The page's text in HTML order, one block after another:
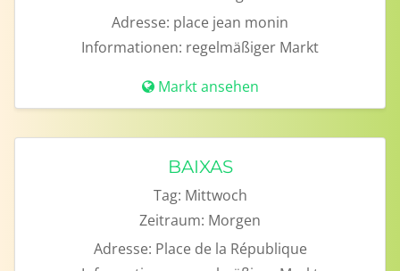
Adresse: place jean monin
Informationen: regelmäßiger Markt
Markt ansehen
BAIXAS
Tag: Mittwoch
Zeitraum: Morgen
Adresse: Place de la République